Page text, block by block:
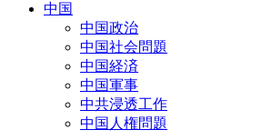
中国
中国政治
中国社会問題
中国経済
中国軍事
中共浸透工作
中国人権問題